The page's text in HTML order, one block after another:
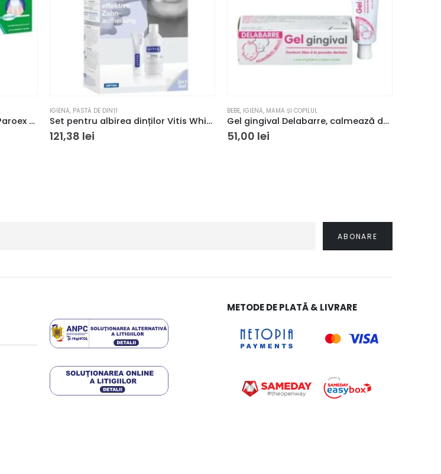
Pastă de dinți cu fluor GUM Paroex acțiune cotidiană 75 ml
IGIENĂ, PASTĂ DE DINȚI
Set pentru albirea dinților Vitis Whitening, 100+500 ml
121,38 lei
BEBE, IGIENĂ, MAMA ȘI COPILUL
Gel gingival Delabarre, calmează durerile atribuite dentiției 20 gr
51,00 lei
METODE DE PLATĂ & LIVRARE